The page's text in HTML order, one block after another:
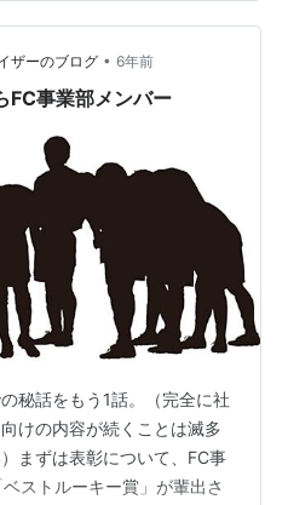
ザーのブログ • 6年前
FC事業部メンバー
秘話をもう1話。（完全に社
けの内容が続くことは滅多
まずは表彰について、FC事
ストルーキー賞」が輩出さ